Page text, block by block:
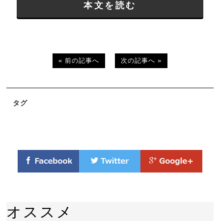
本文を読む
« 前の記事へ 次の記事へ »
タグ
オススメ